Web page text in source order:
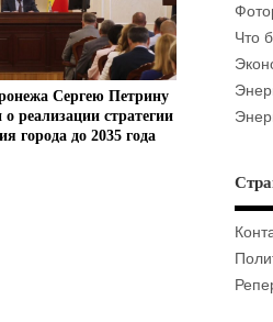
Сергею Петрину
реализации стратегии
города до 2035 года
Что